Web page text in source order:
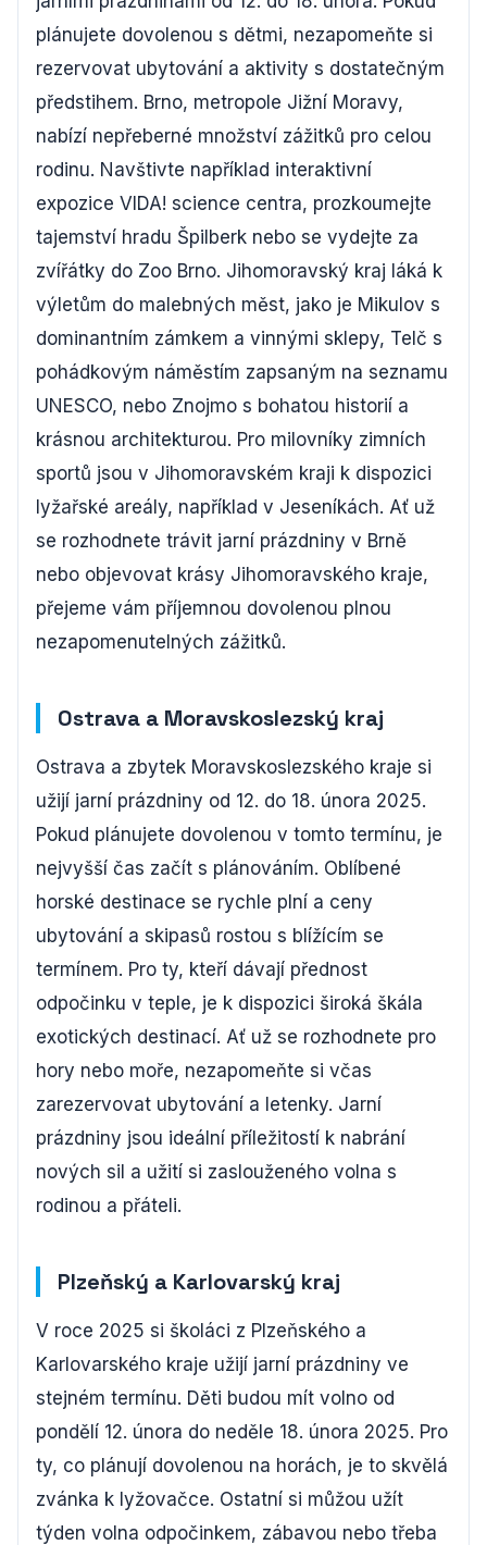
plánujete dovolenou s dětmi, nezapomeňte si
rezervovat ubytování a aktivity s dostatečným
předstihem. Brno, metropole Jižní Moravy,
nabízí nepřeberné množství zážitků pro celou
rodinu. Navštivte například interaktivní
expozice VIDA! science centra, prozkoumejte
tajemství hradu Špilberk nebo se vydejte za
zvířátky do Zoo Brno. Jihomoravský kraj láká k
výletům do malebných měst, jako je Mikulov s
dominantním zámkem a vinnými sklepy, Telč s
pohádkovým náměstím zapsaným na seznamu
UNESCO, nebo Znojmo s bohatou historií a
krásnou architekturou. Pro milovníky zimních
sportů jsou v Jihomoravském kraji k dispozici
lyžařské areály, například v Jeseníkách. Ať už
se rozhodnete trávit jarní prázdniny v Brně
nebo objevovat krásy Jihomoravského kraje,
přejeme vám příjemnou dovolenou plnou
nezapomenutelných zážitků.
Ostrava a Moravskoslezský kraj
Ostrava a zbytek Moravskoslezského kraje si
užijí jarní prázdniny od 12. do 18. února 2025.
Pokud plánujete dovolenou v tomto termínu, je
nejvyšší čas začít s plánováním. Oblíbené
horské destinace se rychle plní a ceny
ubytování a skipasů rostou s blížícím se
termínem. Pro ty, kteří dávají přednost
odpočinku v teple, je k dispozici široká škála
exotických destinací. Ať už se rozhodnete pro
hory nebo moře, nezapomeňte si včas
zarezervovat ubytování a letenky. Jarní
prázdniny jsou ideální příležitostí k nabrání
nových sil a užití si zaslouženého volna s
rodinou a přáteli.
Plzeňský a Karlovarský kraj
V roce 2025 si školáci z Plzeňského a
Karlovarského kraje užijí jarní prázdniny ve
stejném termínu. Děti budou mít volno od
pondělí 12. února do neděle 18. února 2025. Pro
ty, co plánují dovolenou na horách, je to skvělá
zvánka k lyžovačce. Ostatní si můžou užít
týden volna odpočinkem, zábavou nebo třeba